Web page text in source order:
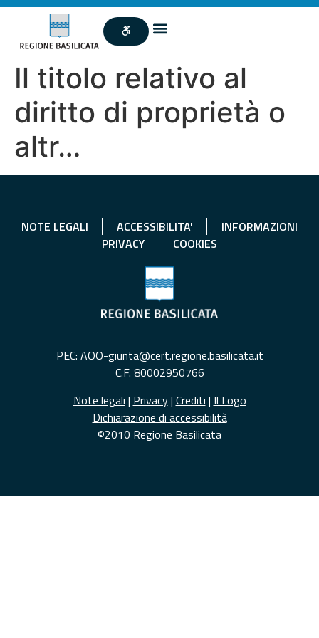
Il titolo relativo al
diritto di proprietà o
altr…
NOTE LEGALI ACCESSIBILITA'
INFORMAZIONI
PRIVACY
COOKIES
PEC: AOO-giunta@cert.regione.basilicata.it
C.F. 80002950766
Note legali | Privacy| Crediti | Il Logo
Dichiarazione di accessibilità
©2010 Regione Basilicata